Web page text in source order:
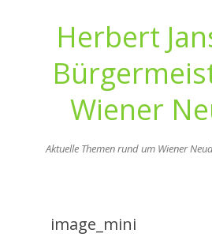
Herbert
Wiener
Aktuelle Themen rund um Wiener
image_mini